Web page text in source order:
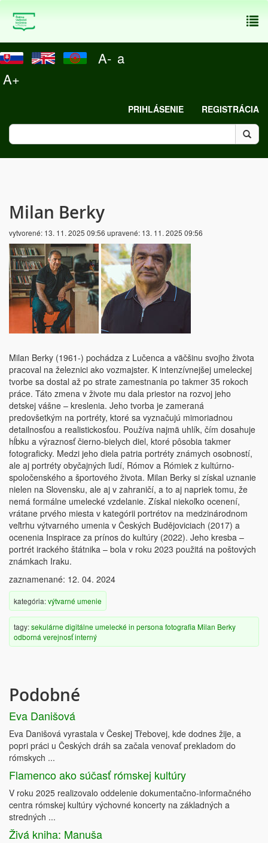
A- a
A+
PRIHLÁSENIE REGISTRÁCIA
Milan Berky
vytvorené: 13. 11. 2025 09:56 upravené: 13. 11. 2025 09:56
Milan Berky (1961-) pochádza z Lučenca a väčšinu svojho života
pracoval na železnici ako vozmajster. K intenzívnejšej umeleckej
tvorbe sa dostal až po strate zamestnania po takmer 35 rokoch
práce. Táto zmena v živote mu dala priestor na rozvoj jeho
detskej vášne – kreslenia. Jeho tvorba je zameraná
predovšetkým na portréty, ktoré sa vyznačujú mimoriadnou
detailnosťou a realistickosťou. Používa najmä uhlík, čím dosahuje
hĺbku a výraznosť čierno-bielych diel, ktoré pôsobia takmer
fotograficky. Medzi jeho diela patria portréty známych osobností,
ale aj portréty obyčajných ľudí, Rómov a Rómiek z kultúrno-
spoločenského a športového života. Milan Berky si získal uznanie
nielen na Slovensku, ale aj v zahraničí, a to aj napriek tomu, že
nemá formálne umelecké vzdelanie. Získal niekoľko ocenení,
vrátane prvého miesta v kategórii portrétov na medzinárodnom
veľtrhu výtvarného umenia v Českých Budějoviciach (2017) a
ocenenia Inspirace za prínos do kultúry (2022). Jeho kresba –
portrét irackého štátnika – bola v roku 2023 použitá na poštových
známkach Iraku.
zaznamenané: 12. 04. 2024
kategória:výtvarné umenie
tagy:sekulárne digitálne umelecké in persona fotografia Milan Berky
odborná verejnosťinterný
Podobné
Eva Danišová
Eva Danišová vyrastala v Českej Třebovej, kde dodnes žije, a
popri práci u Českých dráh sa začala venovať prekladom do
rómskych ...
Flamenco ako súčasť rómskej kultúry
V roku 2025 realizovalo oddelenie dokumentačno-informačného
centra rómskej kultúry výchovné koncerty na základných a
stredných ...
Živá kniha: Manuša